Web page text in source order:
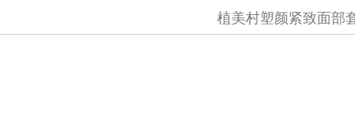
植美村塑颜紧致面部